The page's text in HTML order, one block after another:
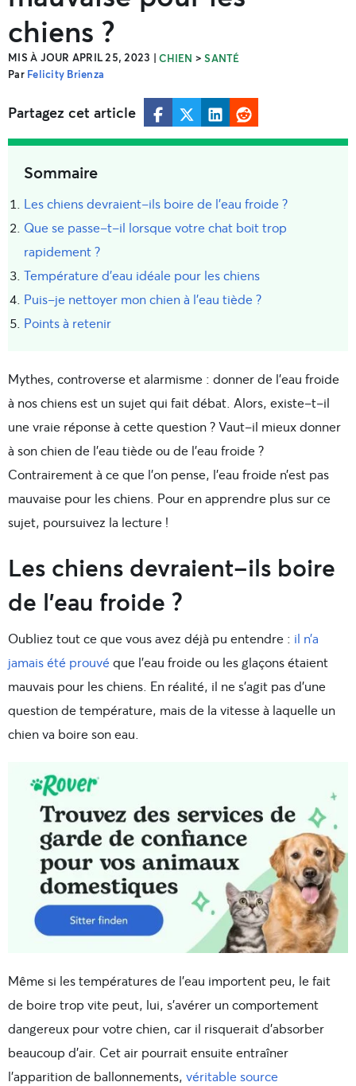
chiens ?
MIS À JOUR APRIL 25, 2023 |CHIEN >SANTÉ
Par Felicity Brienza
Partagez cet article
Sommaire
Les chiens devraient-ils boire de l'eau froide ?
Que se passe-t-il lorsque votre chat boit trop
rapidement ?
Température d'eau idéale pour les chiens
Puis-je nettoyer mon chien à l'eau tiède ?
Points à retenir
Mythes, controverse et alarmisme : donner de l’eau froide
à nos chiens est un sujet qui fait débat. Alors, existe-t-il
une vraie réponse à cette question ? Vaut-il mieux donner
à son chien de l’eau tiède ou de l’eau froide ?
Contrairement à ce que l’on pense, l’eau froide n’est pas
mauvaise pour les chiens. Pour en apprendre plus sur ce
sujet, poursuivez la lecture !
Les chiens devraient-ils boire
de l’eau froide ?
Oubliez tout ce que vous avez déjà pu entendre : il n’a
jamais été prouvé que l’eau froide ou les glaçons étaient
mauvais pour les chiens. En réalité, il ne s’agit pas d’une
question de température, mais de la vitesse à laquelle un
chien va boire son eau.
Même si les températures de l’eau importent peu, le fait
de boire trop vite peut, lui, s’avérer un comportement
dangereux pour votre chien, car il risquerait d’absorber
beaucoup d’air. Cet air pourrait ensuite entraîner
l’apparition de ballonnements, véritable source